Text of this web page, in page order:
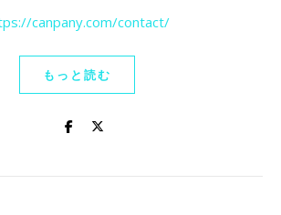
canpany.com/contact/
もっと読む